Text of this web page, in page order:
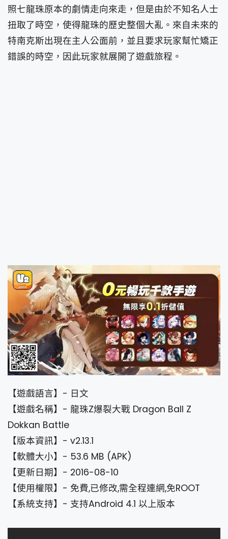
照七龍珠原本的劇情走向來走，但是由於不知名人士
扭取了時空，使得龍珠的歷史整個大亂。來自未來的
特南克斯出現在主人公面前，並且要求玩家幫忙矯正
錯誤的時空，因此玩家就展開了遊戲旅程。
【遊戲語言】- 日文
【遊戲名稱】- 龍珠Z爆裂大戰 Dragon Ball Z
Dokkan Battle
【版本資訊】- v2.13.1
【軟體大小】- 53.6 MB (APK)
【更新日期】- 2016-08-10
【使用權限】- 免費,已修改,需全程連網,免ROOT
【系統支持】- 支持Android 4.1 以上版本